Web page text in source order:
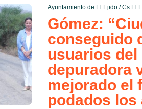
Ayuntamiento de El Ejido/Cs El
Gómez:
conseguido
usuarios del
depuradora
mejorado el
podados los